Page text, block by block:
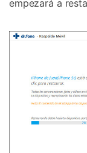
empezará a